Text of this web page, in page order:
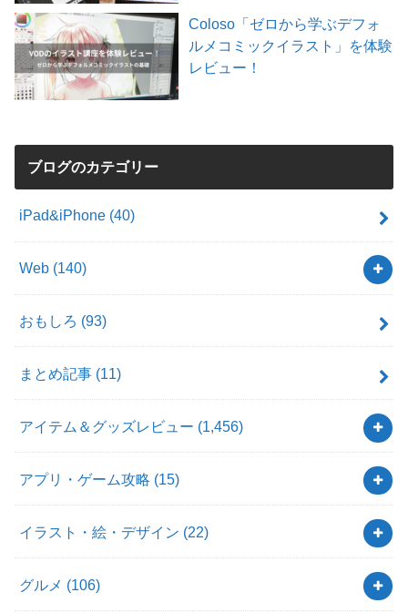
Coloso「ゼロから学ぶデフォ
ルメコミックイラスト」を体験
レビュー！
ブログのカテゴリー
iPad&iPhone (40)
Web (140)
おもしろ (93)
まとめ記事 (11)
アイテム＆グッズレビュー (1,456)
アプリ・ゲーム攻略 (15)
イラスト・絵・デザイン (22)
グルメ (106)